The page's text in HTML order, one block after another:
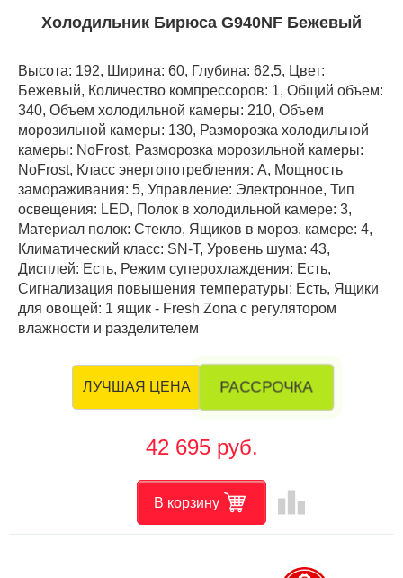
Холодильник Бирюса G940NF Бежевый
Высота: 192, Ширина: 60, Глубина: 62,5, Цвет:
Бежевый, Количество компрессоров: 1, Общий объем:
340, Объем холодильной камеры: 210, Объем
морозильной камеры: 130, Разморозка холодильной
камеры: NoFrost, Разморозка морозильной камеры:
NoFrost, Класс энергопотребления: А, Мощность
замораживания: 5, Управление: Электронное, Тип
освещения: LED, Полок в холодильной камере: 3,
Материал полок: Стекло, Ящиков в мороз. камере: 4,
Климатический класс: SN-T, Уровень шума: 43,
Дисплей: Есть, Режим суперохлаждения: Есть,
Сигнализация повышения температуры: Есть, Ящики
для овощей: 1 ящик - Fresh Zona с регулятором
влажности и разделителем
ЛУЧШАЯ ЦЕНА РАССРОЧКА
42 695 руб.
В корзину leaderboard